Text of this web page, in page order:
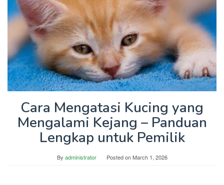
Cara Mengatasi Kucing yang
Mengalami Kejang – Panduan
Lengkap untuk Pemilik
By administrator Posted onMarch 1, 2026